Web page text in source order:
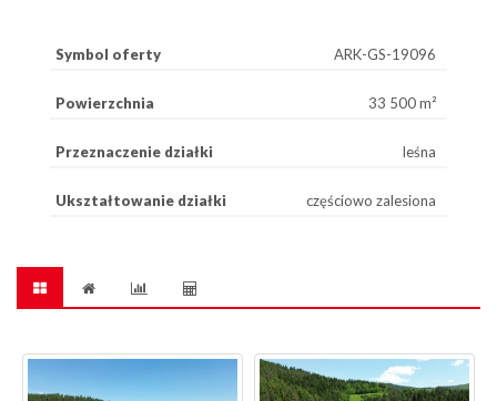
Symbol oferty ARK-GS-19096
Powierzchnia 33 500 m²
Przeznaczenie działki leśna
Ukształtowanie działki częściowo zalesiona